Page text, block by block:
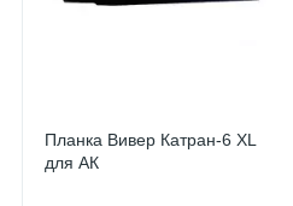
Планка Вивер Катран-6 XL
для АК